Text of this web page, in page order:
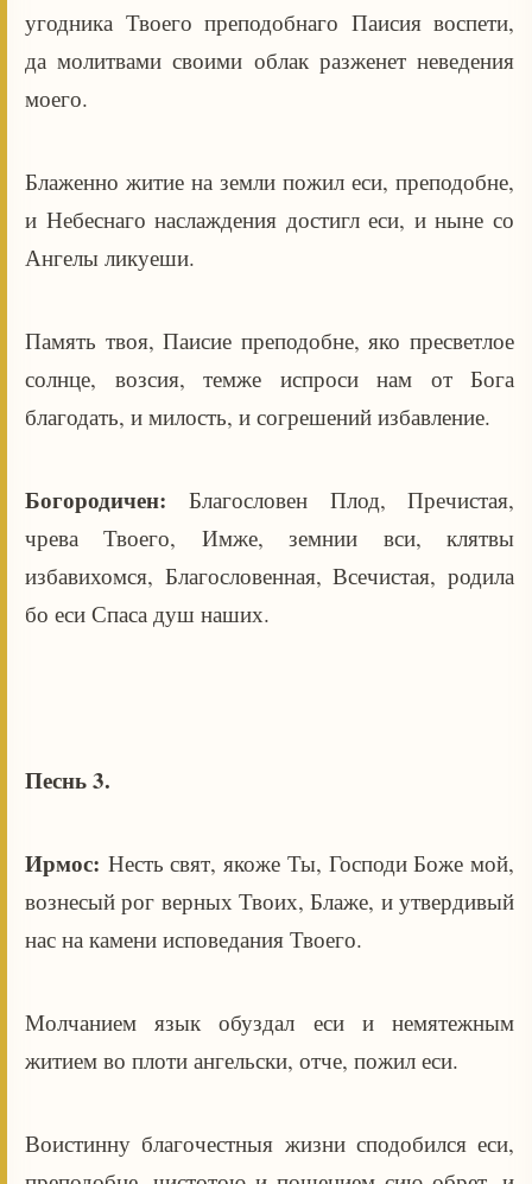
угодника Твоего преподобнаго Паисия воспети,
да молитвами своими облак разженет неведения
моего.
Блаженно житие на земли пожил еси, преподобне,
и Небеснаго наслаждения достигл еси, и ныне со
Ангелы ликуеши.
Память твоя, Паисие преподобне, яко пресветлое
солнце, возсия, темже испроси нам от Бога
благодать, и милость, и согрешений избавление.
Богородичен:Благословен Плод, Пречистая,
чрева Твоего, Имже, земнии вси, клятвы
избавихомся, Благословенная, Всечистая, родила
бо еси Спаса душ наших.
Песнь 3.
Ирмос: Несть свят, якоже Ты, Господи Боже мой,
вознесый рог верных Твоих, Блаже, и утвердивый
нас на камени исповедания Твоего.
Молчанием язык обуздал еси и немятежным
житием во плоти ангельски, отче, пожил еси.
Воистинну благочестныя жизни сподобился еси,